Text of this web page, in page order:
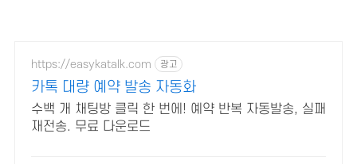
https://easykatalk.com 광고
카톡 대량 예약 발송 자동화
수백 개 채팅방 클릭 한 번에! 예약 반복 자동발송, 실패
재전송. 무료 다운로드